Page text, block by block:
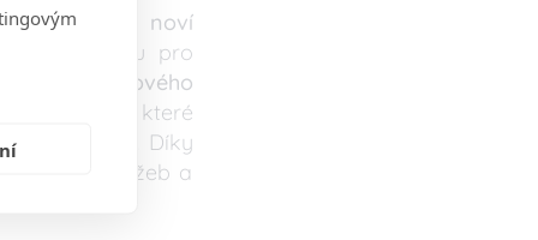
nastoupili noví
kapacitu pro
do špičkového
střech,
které
a přesněji. Díky
služeb a